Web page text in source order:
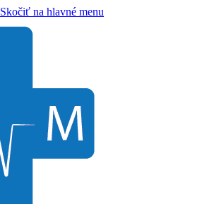
Skočiť na hlavné menu